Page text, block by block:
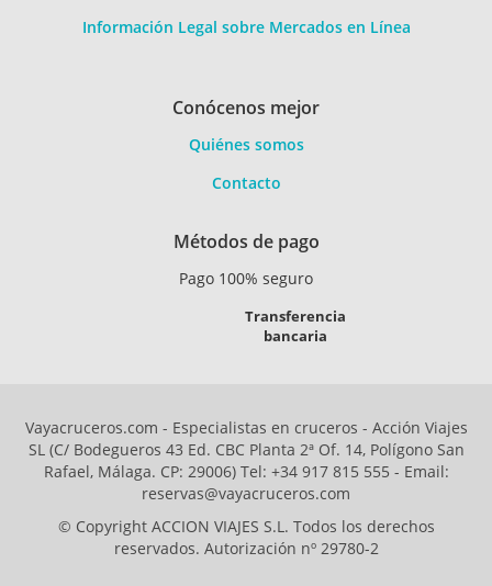
Información Legal sobre Mercados en Línea
Conócenos mejor
Quiénes somos
Contacto
Métodos de pago
Pago 100% seguro
Transferencia
bancaria
Vayacruceros.com - Especialistas en cruceros - Acción Viajes
SL (C/ Bodegueros 43 Ed. CBC Planta 2ª Of. 14, Polígono San
Rafael, Málaga. CP: 29006) Tel: +34 917 815 555 - Email:
reservas@vayacruceros.com
© Copyright ACCION VIAJES S.L. Todos los derechos
reservados. Autorización nº 29780-2